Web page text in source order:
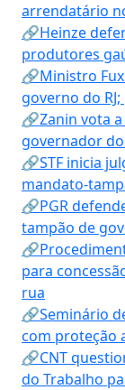
arrendatário
🔗Heinze
produtores
🔗Ministro
governo do
🔗Zanin vota
governador do
🔗STF inicia
mandato-
🔗PGR
tampão de
para
rua
🔗Seminário
com proteção
🔗CNT
do Trabalho